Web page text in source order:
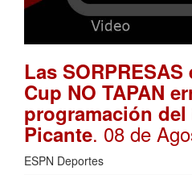
Las
Cup NO TAPAN
programación
Picante. 08 de
ESPN Deportes